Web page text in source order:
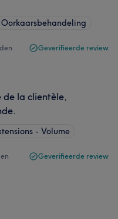
Oorkaarsbehandeling
Geverifieerde review
de la clientèle,
- Volume
Geverifieerde review